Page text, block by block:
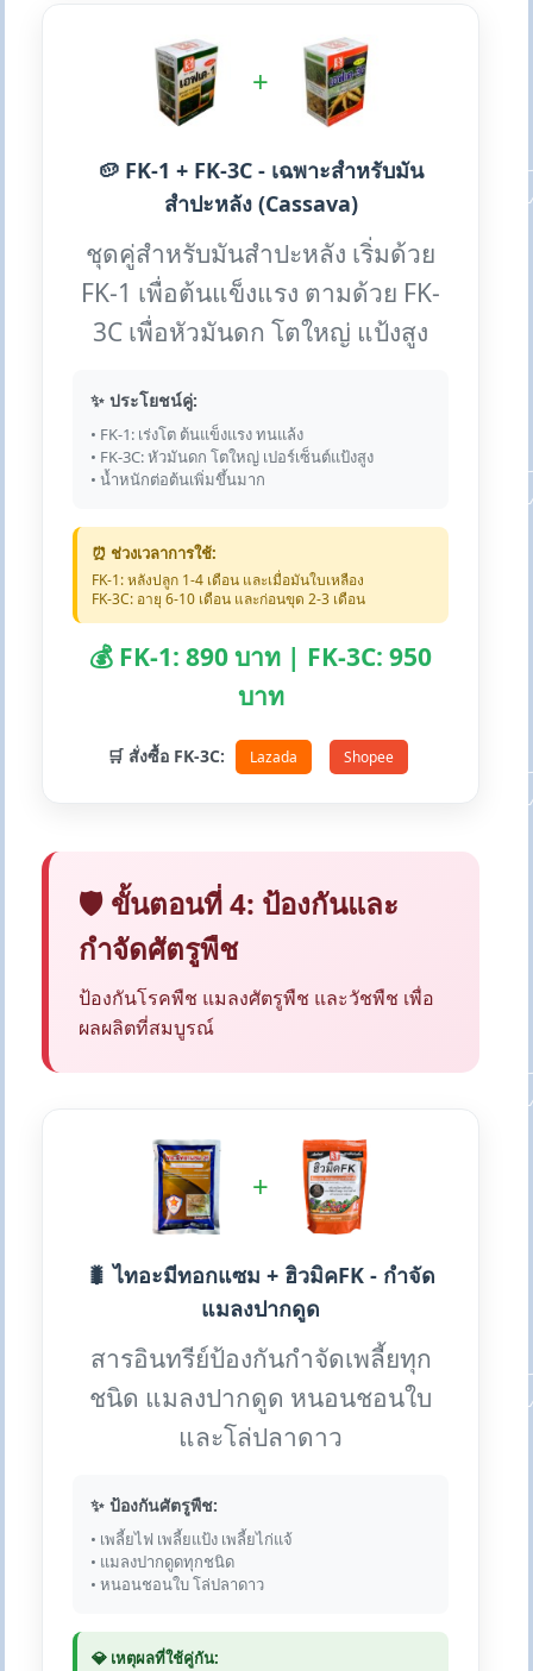
+
🥔 FK-1 + FK-3C - เฉพาะสำหรับมัน
สำปะหลัง (Cassava)
ชุดคู่สำหรับมันสำปะหลัง เริ่มด้วย
FK-1 เพื่อต้นแข็งแรง ตามด้วย FK-
3C เพื่อหัวมันดก โตใหญ่ แป้งสูง
✨ ประโยชน์คู่:
• FK-1: เร่งโต ต้นแข็งแรง ทนแล้ง
• FK-3C: หัวมันดก โตใหญ่ เปอร์เซ็นต์แป้งสูง
• น้ำหนักต่อต้นเพิ่มขึ้นมาก
⏰ ช่วงเวลาการใช้:
FK-1: หลังปลูก 1-4 เดือน และเมื่อมันใบเหลือง
FK-3C: อายุ 6-10 เดือน และก่อนขุด 2-3 เดือน
💰 FK-1: 890 บาท | FK-3C: 950
บาท
🛒 สั่งซื้อ FK-3C: Lazada Shopee
🛡️ ขั้นตอนที่ 4: ป้องกันและ
กำจัดศัตรูพืช
ป้องกันโรคพืช แมลงศัตรูพืช และวัชพืช เพื่อ
ผลผลิตที่สมบูรณ์
+
🐛 ไทอะมีทอกแซม + ฮิวมิคFK - กำจัด
แมลงปากดูด
สารอินทรีย์ป้องกันกำจัดเพลี้ยทุก
ชนิด แมลงปากดูด หนอนชอนใบ
และโล่ปลาดาว
✨ ป้องกันศัตรูพืช:
• เพลี้ยไฟ เพลี้ยแป้ง เพลี้ยไก่แจ้
• แมลงปากดูดทุกชนิด
• หนอนชอนใบ โล่ปลาดาว
💎 เหตุผลที่ใช้คู่กัน: